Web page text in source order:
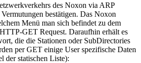
des Noxon via ARP
bestätigen. Das Noxon
Menü man sich befindet zu dem
GET Request. Daraufhin erhält es
die die Stationen oder SubDirectories
per GET einige User spezifische Daten
der statischen Liste):